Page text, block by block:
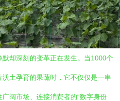
却深刻的变革正在发生。当1000个
土孕育的果蔬时，它不仅仅是一串
阔市场、连接消费者的“数字身份